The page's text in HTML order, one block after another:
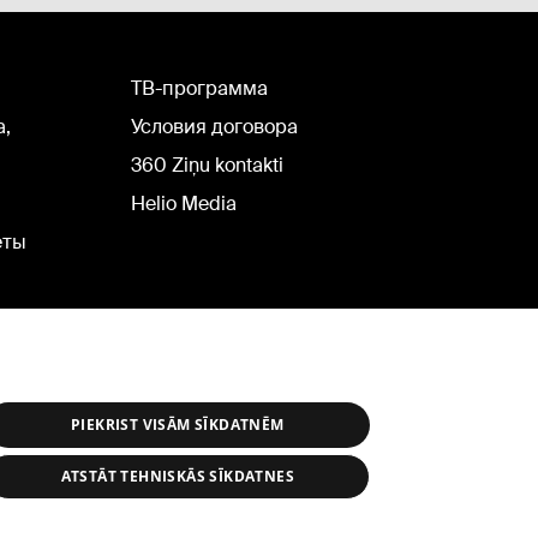
TВ-программа
Условия договора
360 Ziņu kontakti
Helio Media
PIEKRIST VISĀM SĪKDATNĒM
ATSTĀT TEHNISKĀS SĪKDATNES